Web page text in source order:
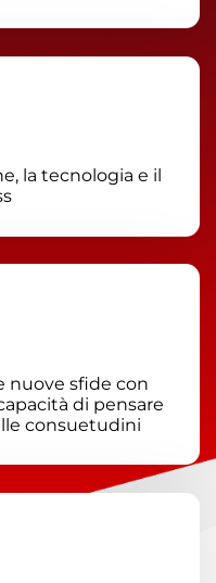
la tecnologia e il
nuove sfide con
di pensare
consuetudini